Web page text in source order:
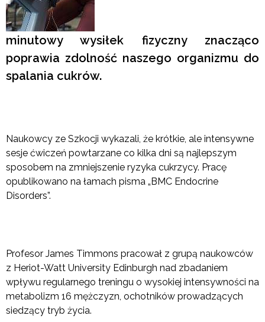
minutowy wysiłek fizyczny znacząco
poprawia zdolność naszego organizmu do
spalania cukrów.
Naukowcy ze Szkocji wykazali, że krótkie, ale intensywne
sesje ćwiczeń powtarzane co kilka dni są najlepszym
sposobem na zmniejszenie ryzyka cukrzycy. Pracę
opublikowano na łamach pisma „BMC Endocrine
Disorders”.
Profesor James Timmons pracował z grupą naukowców
z Heriot-Watt University Edinburgh nad zbadaniem
wpływu regularnego treningu o wysokiej intensywności na
metabolizm 16 mężczyzn, ochotników prowadzących
siedzący tryb życia.